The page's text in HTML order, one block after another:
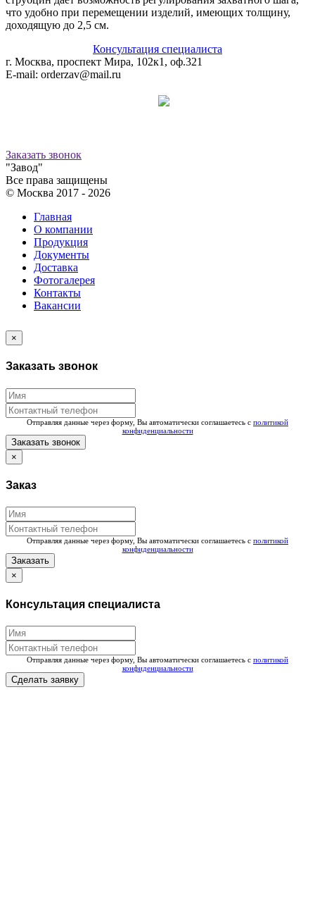
что удобно при перемещении изделий, имеющих толщину,
доходящую до 2,5 см.
Консультация специалиста
г. Москва, проспект Мира, 102к1, оф.321
E-mail: orderzav@mail.ru
Заказать звонок
"Завод"
Все права защищены
© Москва 2017 - 2026
Главная
О компании
Продукция
Документы
Доставка
Фотогалерея
Контакты
Вакансии
×
Заказать звонок
Отправляя данные через форму, Вы автоматически соглашаетесь с политикой
конфиденциальности
Заказать звонок
×
Заказ
Отправляя данные через форму, Вы автоматически соглашаетесь с политикой
конфиденциальности
Заказать
×
Консультация специалиста
Отправляя данные через форму, Вы автоматически соглашаетесь с политикой
конфиденциальности
Сделать заявку